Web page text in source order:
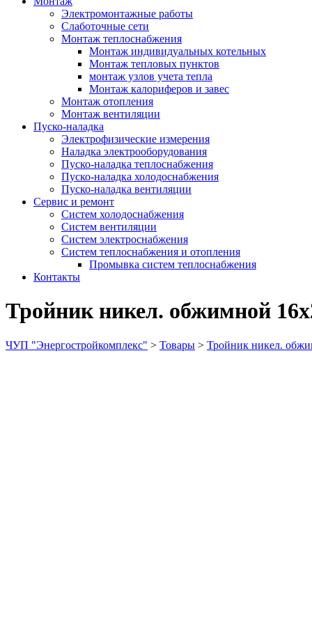
Электромонтажные работы
Слаботочные сети
Монтаж теплоснабжения
Монтаж индивидуальных котельных
Монтаж тепловых пунктов
монтаж узлов учета тепла
Монтаж калориферов и завес
Монтаж отопления
Монтаж вентиляции
Пуско-наладка
Электрофизические измерения
Наладка электрооборудования
Пуско-наладка теплоснабжения
Пуско-наладка холодоснабжения
Пуско-наладка вентиляции
Сервис и ремонт
Систем холодоснабжения
Систем вентиляции
Систем электроснабжения
Систем теплоснабжения и отопления
Промывка систем теплоснабжения
Контакты
Тройник никел. обжимной
ЧУП "Энергостройкомплекс" > Товары > Тройник никел.